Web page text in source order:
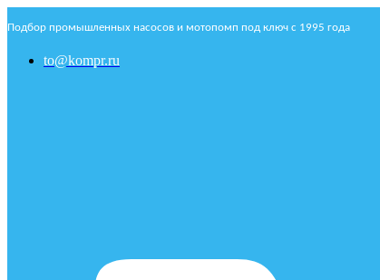
Подбор промышленных насосов и мотопомп под ключ с 1995 года
to@kompr.ru